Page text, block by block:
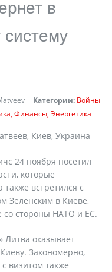
в
Категории: Войны
Финансы Энергетика
Киев, Украина
24 ноября посетил
которые
также встретился с
Зеленским в Киеве,
со стороны НАТО и ЕС.
Литва оказывает
Закономерно,
визитом также